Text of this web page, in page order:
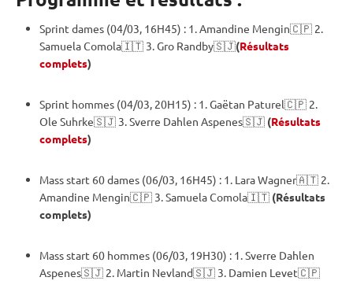
Sprint dames (04/03, 16H45) : 1. Amandine Mengin🇨🇵 2.
Samuela Comola🇮🇹 3. Gro Randby🇸🇯(Résultats
complets)
Sprint hommes (04/03, 20H15) : 1. Gaëtan Paturel🇨🇵 2.
Ole Suhrke🇸🇯 3. Sverre Dahlen Aspenes🇸🇯 (Résultats
complets)
Mass start 60 dames (06/03, 16H45) : 1. Lara Wagner🇦🇹 2.
Amandine Mengin🇨🇵 3. Samuela Comola🇮🇹 (Résultats
complets)
Mass start 60 hommes (06/03, 19H30) : 1. Sverre Dahlen
Aspenes🇸🇯 2. Martin Nevland🇸🇯 3. Damien Levet🇨🇵